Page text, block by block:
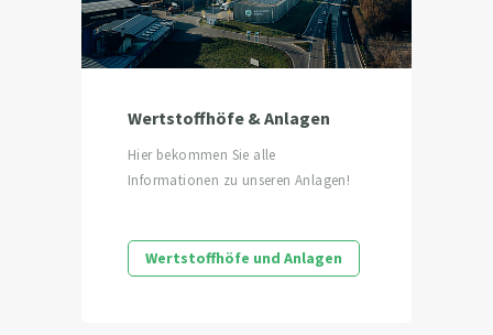
Wertstoffhöfe & Anlagen
Hier bekommen Sie alle
Informationen zu unseren Anlagen!
Wertstoffhöfe und Anlagen